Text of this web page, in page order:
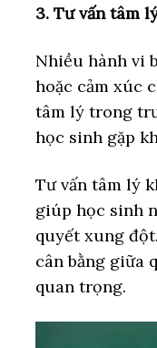
3. Tư vấn tâm
Nhiều hành vi
hoặc cảm xúc
tâm lý trong
học sinh gặp
Tư vấn tâm lý
giúp học sinh
quyết xung
cân bằng giữa
quan trọng.